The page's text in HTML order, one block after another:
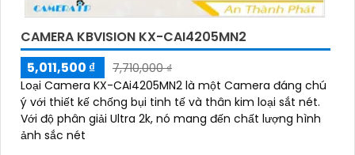
CAMERA KBVISION KX-CAI4205MN2
5,011,500 ₫
7,710,000 ₫
Loại Camera KX-CAi4205MN2 là một Camera đáng chú
ý với thiết kế chống bụi tinh tế và thân kim loại sắt nét.
Với độ phân giải Ultra 2k, nó mang đến chất lượng hình
ảnh sắc nét